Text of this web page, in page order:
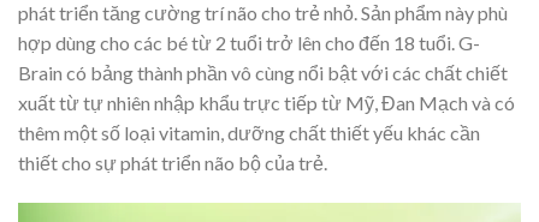
phát triển tăng cường trí não cho trẻ nhỏ. Sản phẩm này phù
hợp dùng cho các bé từ 2 tuổi trở lên cho đến 18 tuổi. G-
Brain có bảng thành phần vô cùng nổi bật với các chất chiết
xuất từ tự nhiên nhập khẩu trực tiếp từ Mỹ, Đan Mạch và có
thêm một số loại vitamin, dưỡng chất thiết yếu khác cần
thiết cho sự phát triển não bộ của trẻ.